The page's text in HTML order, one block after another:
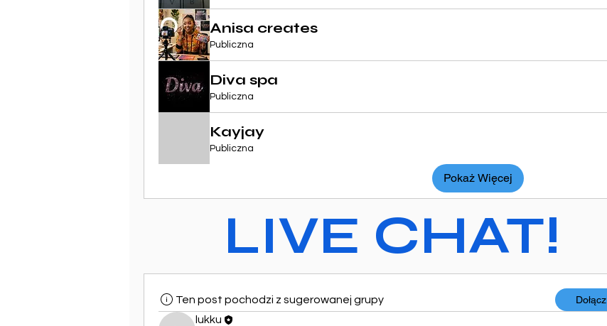
Anisa creates
Publiczna
Diva spa
Publiczna
Kayjay
Publiczna
Pokaż Więcej
LIVE CHAT!
Ten post pochodzi z sugerowanej grupy Dołącz
lukku